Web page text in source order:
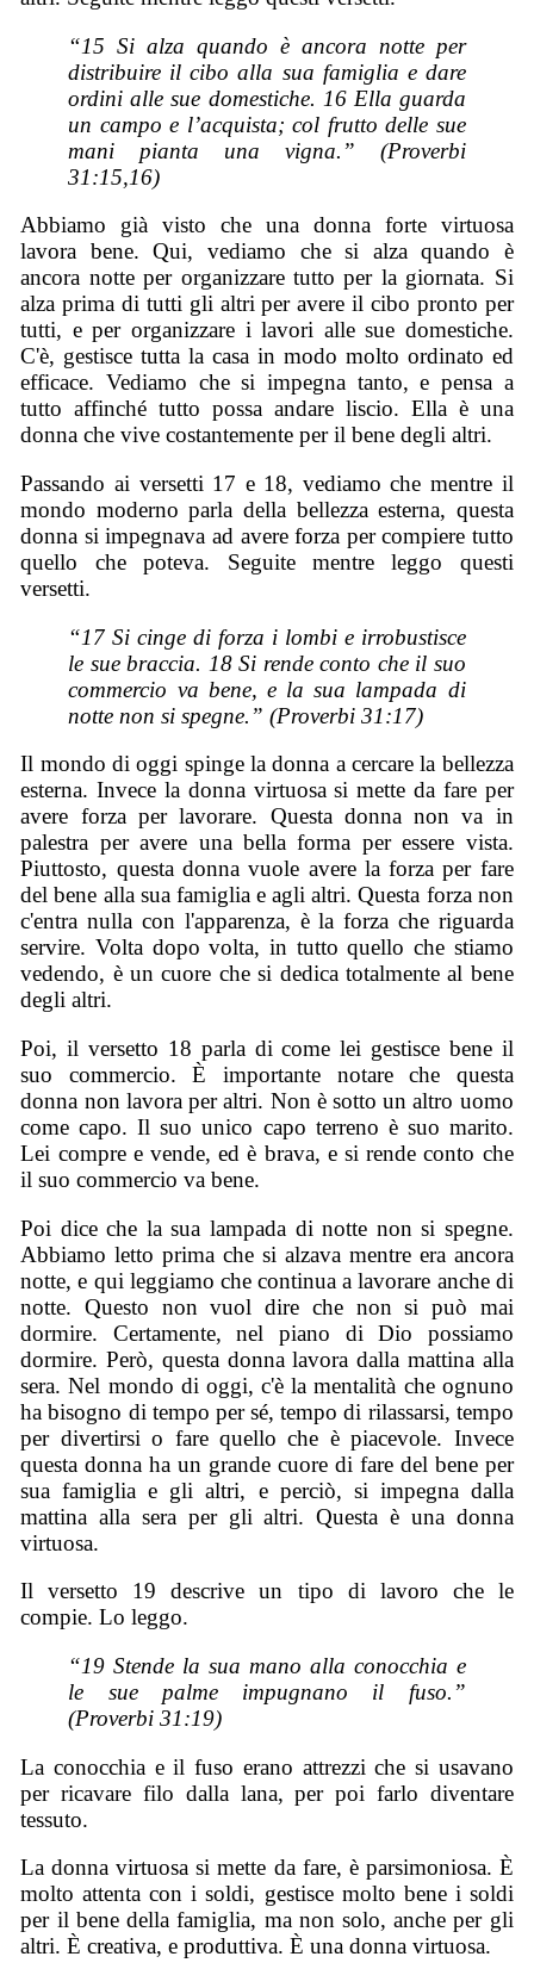
“15 Si alza quando è ancora notte per
distribuire il cibo alla sua famiglia e dare
ordini alle sue domestiche. 16 Ella guarda
un campo e l’acquista; col frutto delle sue
mani pianta una vigna.” (Proverbi
31:15,16)
Abbiamo già visto che una donna forte virtuosa
lavora bene. Qui, vediamo che si alza quando è
ancora notte per organizzare tutto per la giornata. Si
alza prima di tutti gli altri per avere il cibo pronto per
tutti, e per organizzare i lavori alle sue domestiche.
C'è, gestisce tutta la casa in modo molto ordinato ed
efficace. Vediamo che si impegna tanto, e pensa a
tutto affinché tutto possa andare liscio. Ella è una
donna che vive costantemente per il bene degli altri.
Passando ai versetti 17 e 18, vediamo che mentre il
mondo moderno parla della bellezza esterna, questa
donna si impegnava ad avere forza per compiere tutto
quello che poteva. Seguite mentre leggo questi
versetti.
“17 Si cinge di forza i lombi e irrobustisce
le sue braccia. 18 Si rende conto che il suo
commercio va bene, e la sua lampada di
notte non si spegne.” (Proverbi 31:17)
Il mondo di oggi spinge la donna a cercare la bellezza
esterna. Invece la donna virtuosa si mette da fare per
avere forza per lavorare. Questa donna non va in
palestra per avere una bella forma per essere vista.
Piuttosto, questa donna vuole avere la forza per fare
del bene alla sua famiglia e agli altri. Questa forza non
c'entra nulla con l'apparenza, è la forza che riguarda
servire. Volta dopo volta, in tutto quello che stiamo
vedendo, è un cuore che si dedica totalmente al bene
degli altri.
Poi, il versetto 18 parla di come lei gestisce bene il
suo commercio. È importante notare che questa
donna non lavora per altri. Non è sotto un altro uomo
come capo. Il suo unico capo terreno è suo marito.
Lei compre e vende, ed è brava, e si rende conto che
il suo commercio va bene.
Poi dice che la sua lampada di notte non si spegne.
Abbiamo letto prima che si alzava mentre era ancora
notte, e qui leggiamo che continua a lavorare anche di
notte. Questo non vuol dire che non si può mai
dormire. Certamente, nel piano di Dio possiamo
dormire. Però, questa donna lavora dalla mattina alla
sera. Nel mondo di oggi, c'è la mentalità che ognuno
ha bisogno di tempo per sé, tempo di rilassarsi, tempo
per divertirsi o fare quello che è piacevole. Invece
questa donna ha un grande cuore di fare del bene per
sua famiglia e gli altri, e perciò, si impegna dalla
mattina alla sera per gli altri. Questa è una donna
virtuosa.
Il versetto 19 descrive un tipo di lavoro che le
compie. Lo leggo.
“19 Stende la sua mano alla conocchia e
le sue palme impugnano il fuso.”
(Proverbi 31:19)
La conocchia e il fuso erano attrezzi che si usavano
per ricavare filo dalla lana, per poi farlo diventare
tessuto.
La donna virtuosa si mette da fare, è parsimoniosa. È
molto attenta con i soldi, gestisce molto bene i soldi
per il bene della famiglia, ma non solo, anche per gli
altri. È creativa, e produttiva. È una donna virtuosa.